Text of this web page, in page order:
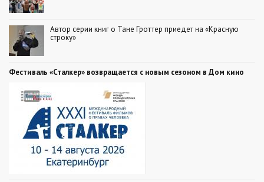
Автор серии книг о Тане Гроттер приедет на «Красную
строку»
Фестиваль «Сталкер» возвращается с новым сезоном в Дом кино